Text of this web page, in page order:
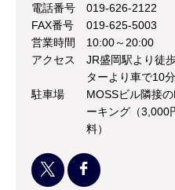
電話番号
019-626-2122
FAX番号
019-625-5003
営業時間
10:00～20:00
アクセス
JR盛岡駅より徒
ターより車で10分
駐車場
MOSSビル隣接
ーキング（3,000
料）